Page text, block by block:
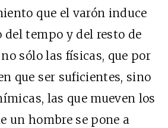
que el varón induce
tempo y del resto de
sólo las físicas, que por
que ser suficientes, sino
las que mueven los
un hombre se pone a